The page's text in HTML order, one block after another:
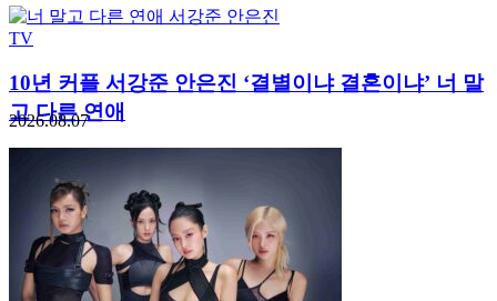
TV
10년 커플 서강준 안은진 ‘결별이냐 결혼이냐’ 너 말
고 다른 연애
2026.08.07